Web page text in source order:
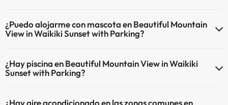
Wi-Fi.
¿Puedo alojarme con mascota en Beautiful Mountain
View in Waikiki Sunset with Parking?
admiten mascotas.
¿Hay piscina en Beautiful Mountain View in Waikiki
Sunset with Parking?
piscina (este servicio puede ser de pago) Aquí tienes más info sobre
¿Hay aire acondicionado en las zonas comunes en